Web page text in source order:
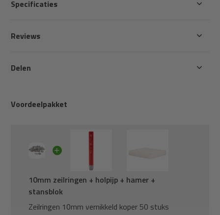
Voordeelpakket
10mm zeilringen + holpijp + hamer +
stansblok
Zeilringen 10mm vernikkeld koper 50 stuks
Specificaties
Reviews
Delen